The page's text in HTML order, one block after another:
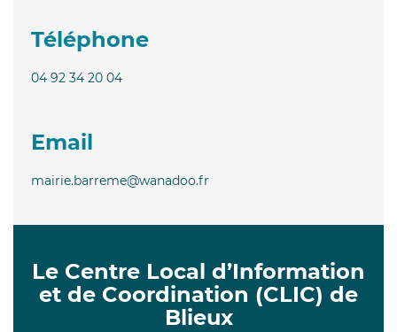
Téléphone
04 92 34 20 04
Email
mairie.barreme@wanadoo.fr
Le Centre Local d’Information
et de Coordination (CLIC) de
Blieux